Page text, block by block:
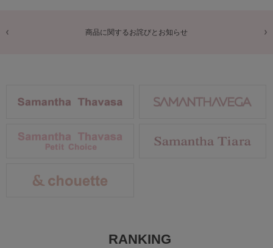
商品に関するお詫びとお知らせ
RANKING